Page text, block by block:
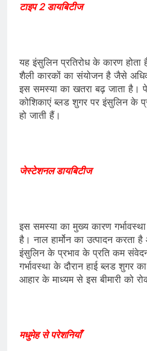
टाइप 2 डायबिटीज
यह इंसुलिन प्रतिरोध के कारण
शैली कारकों का संयोजन है जैसे
इस समस्या का खतरा बढ़ जाता है।
कोशिकाएं ब्लड शुगर पर इंसुलिन के
हो जाती हैं।
जेस्टेशनल डायबिटीज
इस समस्या का मुख्य कारण गर्भावस्था
है। नाल हार्मोन का उत्पादन करता
इंसुलिन के प्रभाव के प्रति कम
गर्भावस्था के दौरान हाई ब्लड शुगर
आहार के माध्यम से इस बीमारी को
मधुमेह से परेशनियाँ